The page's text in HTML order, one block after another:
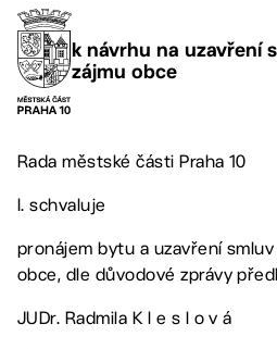
k návrhu na uzavření
zájmu obce
Rada městské části Praha 10
I. schvaluje
pronájem bytu a uzavření
obce, dle důvodové zprávy
JUDr. Radmila K l e s l o v á